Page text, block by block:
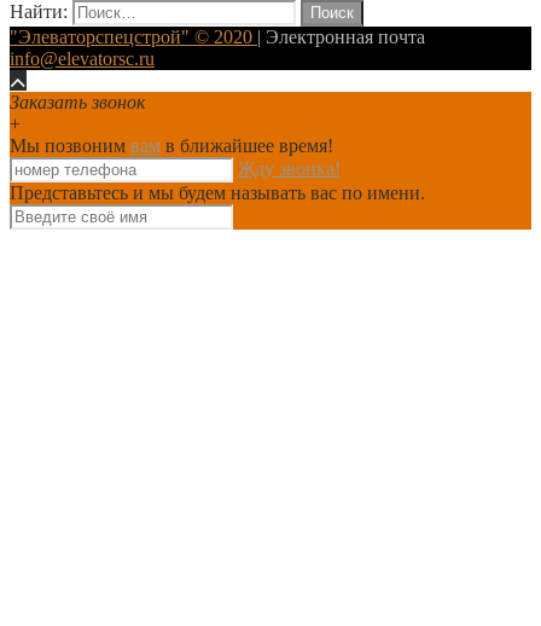
Найти:
"Элеваторспецстрой" © 2020 | Электронная почта
info@elevatorsc.ru
Заказать звонок
+
Мы позвоним вам в ближайшее время!
Жду звонка!
Представьтесь и мы будем называть вас по имени.